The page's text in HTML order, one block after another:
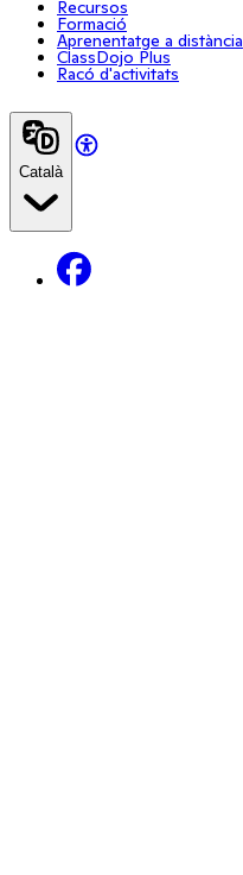
Recursos
Formació
Aprenentatge a distància
ClassDojo Plus
Racó d'activitats
Català
Facebook